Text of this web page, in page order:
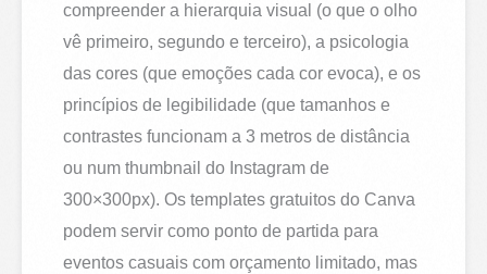
compreender a hierarquia visual (o que o olho
vê primeiro, segundo e terceiro), a psicologia
das cores (que emoções cada cor evoca), e os
princípios de legibilidade (que tamanhos e
contrastes funcionam a 3 metros de distância
ou num thumbnail do Instagram de
300×300px). Os templates gratuitos do Canva
podem servir como ponto de partida para
eventos casuais com orçamento limitado, mas